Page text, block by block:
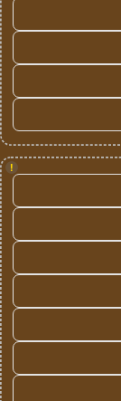
!